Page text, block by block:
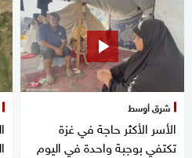
شرق أوسط
الأسر الأكثر حاجة في غزة
تكتفي بوجبة واحدة في اليوم